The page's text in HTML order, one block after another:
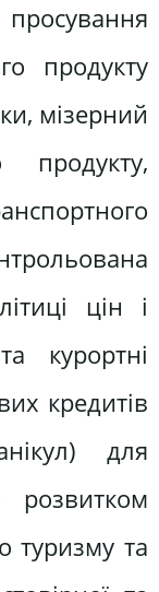
продукту
мізерний
продукту,
цін і
курортні
кредитів
для
туризму та